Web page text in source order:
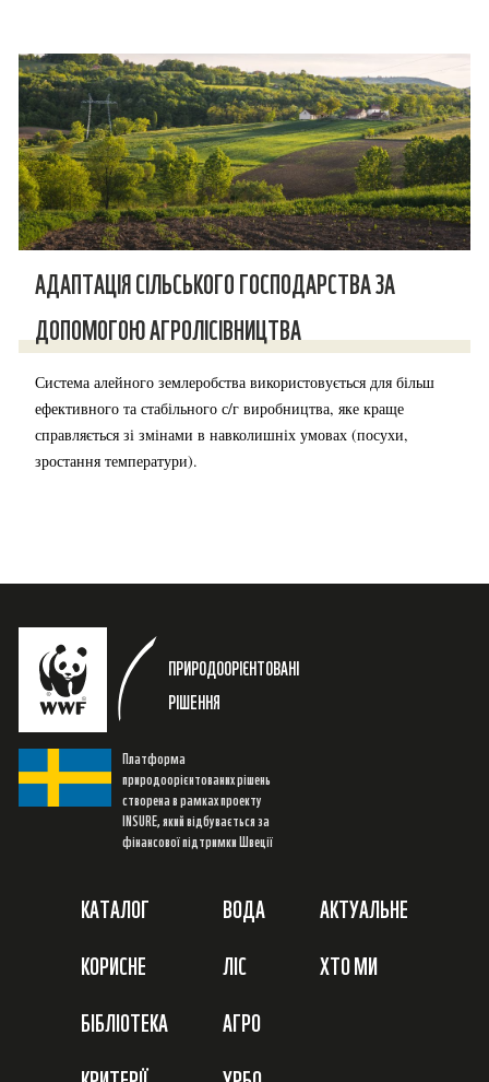
АДАПТАЦІЯ СІЛЬСЬКОГО ГОСПОДАРСТВА ЗА
ДОПОМОГОЮ АГРОЛІСІВНИЦТВА
Система алейного землеробства використовується для більш
ефективного та стабільного с/г виробництва, яке краще
справляється зі змінами в навколишніх умовах (посухи,
зростання температури).
ПРИРОДООРІЄНТОВАНІ
РІШЕННЯ
Платформа
природоорієнтованих рішень
створена в рамках проекту
INSURE, який відбувається за
фінансової підтримки Швеції
КАТАЛОГ
КОРИСНЕ
БІБЛІОТЕКА
ВОДА
ЛІС
АГРО
АКТУАЛЬНЕ
ХТО МИ